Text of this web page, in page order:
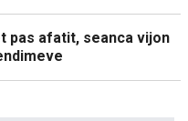
pas afatit, seanca vijon